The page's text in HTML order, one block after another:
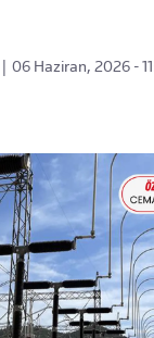
06 Haziran, 2026 -